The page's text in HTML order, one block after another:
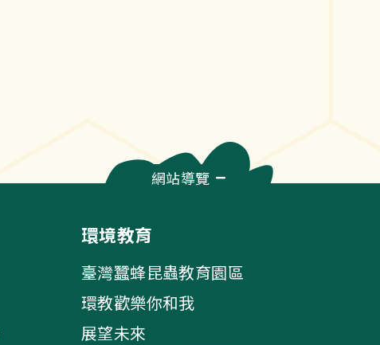
網站導覽
環境教育
臺灣蠶蜂昆蟲教育園區
環教歡樂你和我
展望未來